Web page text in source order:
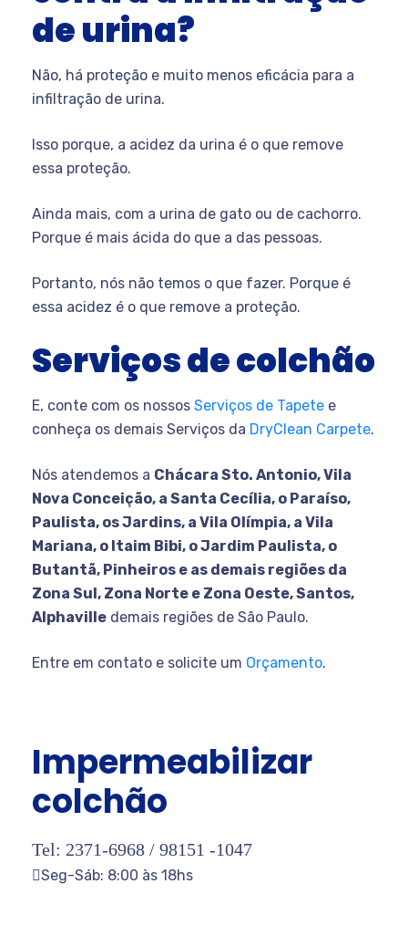
de urina?
Não, há proteção e muito menos eficácia para a
infiltração de urina.
Isso porque, a acidez da urina é o que remove
essa proteção.
Ainda mais, com a urina de gato ou de cachorro.
Porque é mais ácida do que a das pessoas.
Portanto, nós não temos o que fazer. Porque é
essa acidez é o que remove a proteção.
Serviços de colchão
E, conte com os nossos Serviços de Tapete e
conheça os demais Serviços da DryClean Carpete.
Nós atendemos a Chácara Sto. Antonio, Vila
Nova Conceição, a Santa Cecília, o Paraíso,
Paulista, os Jardins, a Vila Olímpia, a Vila
Mariana, o Itaim Bibi, o Jardim Paulista, o
Butantã, Pinheiros e as demais regiões da
Zona Sul, Zona Norte e Zona Oeste, Santos,
Alphaville demais regiões de São Paulo.
Entre em contato e solicite um Orçamento.
Impermeabilizar
colchão
Tel: 2371-6968 / 98151 -1047
Seg-Sáb: 8:00 às 18hs